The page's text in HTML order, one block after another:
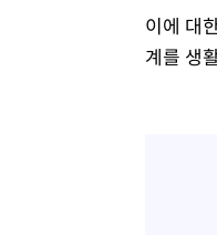
이에 대
계를 생